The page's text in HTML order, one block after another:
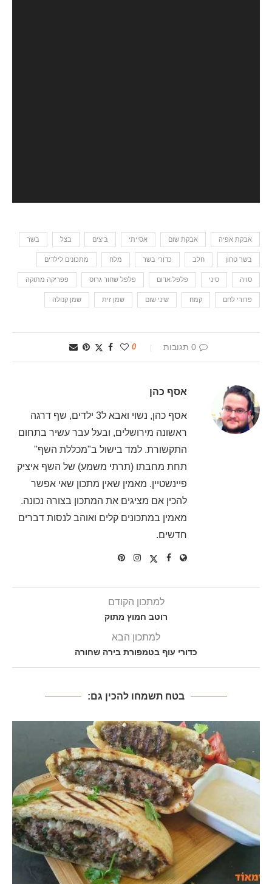
אבקת אפיה אבקת שום אסייתי ביצים בצל בשר
בשר טחון חלב כדורי בשר מלח מתכונים לילדים
סויה סיני פלפל אדום פלפל שחור גרוס פפריקה מתוקה
פרורי לחם קמח שיני שום שמן זית שמן קנולה
0 תגובות 0
אסף כהן
אסף כהן, נשוי ואבא ל3 ילדים, שף דרגה
ראשונה מירושלים, ובעל עבר עשיר בתחום
התקשורת. למד בישול ב"מכללת השף"
תחת מחבתו (תרתי משמע) של השף איציק
פיינשטיין. מאמין שאין מתכון שאי אפשר
להכין אם מציגים את המתכון בצורה נכונה.
מאמין במתכונים קלים ואוהב לנסות דברים
חדשים.
למתכון הקודם
רוטב חמוץ מתוק
למתכון הבא
כדורי עוף בטמפורת בירה שחורה
בטח תשמחו להכין גם: